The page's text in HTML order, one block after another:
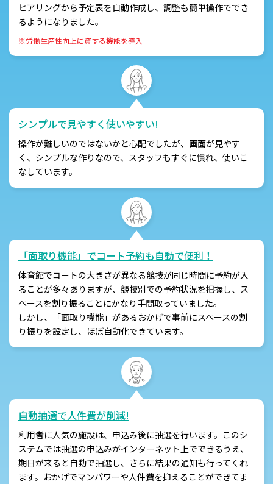
ヒアリングから予定表を自動作成し、調整も簡単操作ででき
るようになりました。
※労働生産性向上に資する機能を導入
シンプルで見やすく使いやすい!
操作が難しいのではないかと心配でしたが、画面が見やす
く、シンプルな作りなので、スタッフもすぐに慣れ、使いこ
なしています。
「面取り機能」でコート予約も自動で便利！
体育館でコートの大きさが異なる競技が同じ時間に予約が入
ることが多々ありますが、競技別での予約状況を把握し、ス
ペースを割り振ることにかなり手間取っていました。
しかし、「面取り機能」があるおかげで事前にスペースの割
り振りを設定し、ほぼ自動化できています。
自動抽選で人件費が削減!
利用者に人気の施設は、申込み後に抽選を行います。このシ
ステムでは抽選の申込みがインターネット上でできるうえ、
期日が来ると自動で抽選し、さらに結果の通知も行ってくれ
ます。おかげでマンパワーや人件費を抑えることができてま